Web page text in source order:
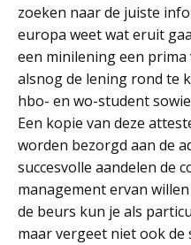
zoeken naar de juiste
europa weet wat eruit
een minilening een
alsnog de lening rond te
hbo- en wo-student
Een kopie van deze
worden bezorgd aan de
succesvolle aandelen de
management ervan
de beurs kun je als
maar vergeet niet ook